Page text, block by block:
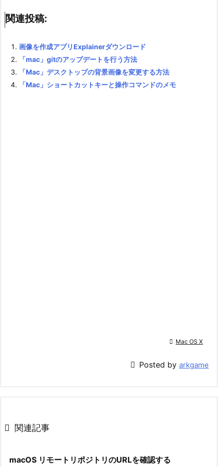
関連投稿:
画像を作成アプリExplainerダウンロード
「mac」gitのアップデートを行う方法
「Mac」デスクトップの背景画像を変更する方法
「Mac」ショートカットキーと操作コマンドのメモ
 Mac OS X
 Posted by arkgame
 関連記事
macOS リモートリポジトリのURLを確認する